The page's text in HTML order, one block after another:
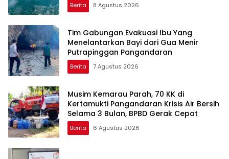
Berita 8 Agustus 2026
Tim Gabungan Evakuasi Ibu Yang
Menelantarkan Bayi dari Gua Menir
Putrapinggan Pangandaran
Berita 7 Agustus 2026
Musim Kemarau Parah, 70 KK di
Kertamukti Pangandaran Krisis Air Bersih
Selama 3 Bulan, BPBD Gerak Cepat
Berita 6 Agustus 2026